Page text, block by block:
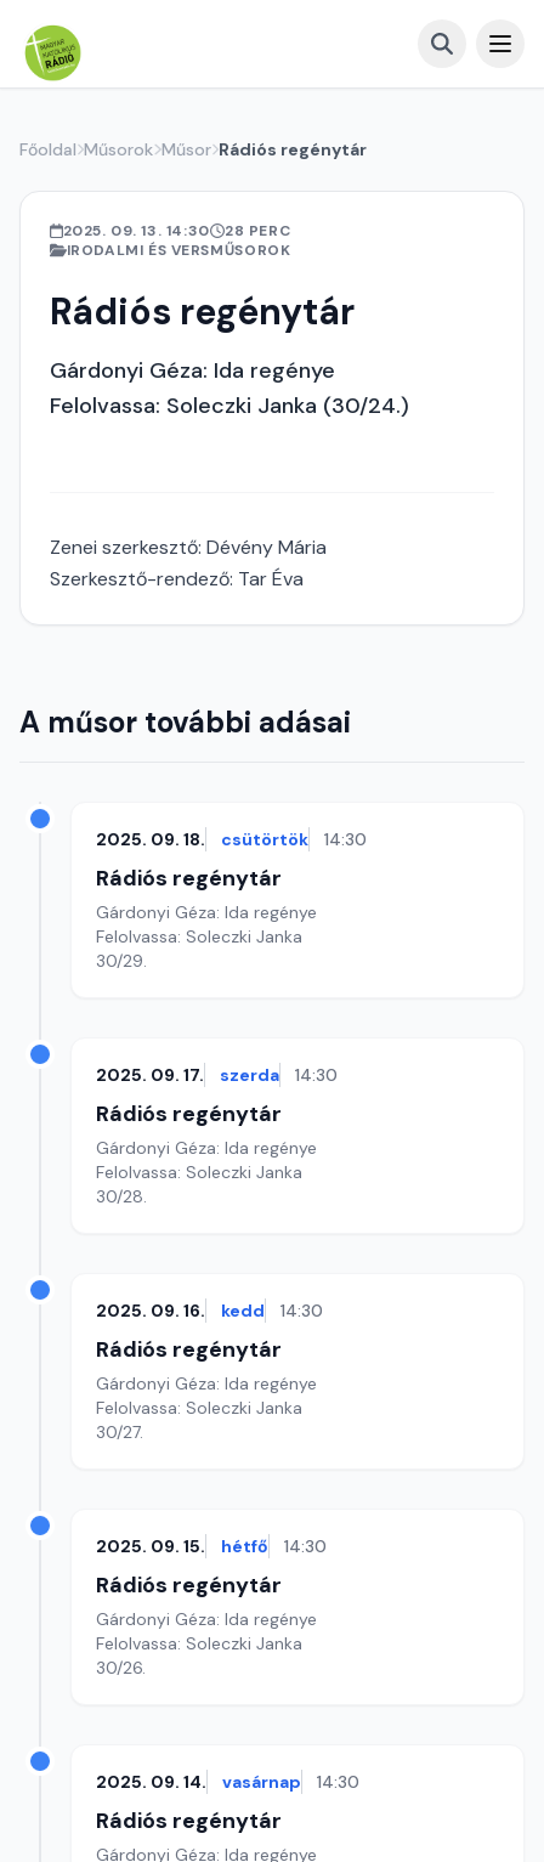
Főoldal Műsorok Műsor Rádiós regénytár
2025. 09. 13. 14:30
28 PERC
IRODALMI ÉS VERSMŰSOROK
Rádiós regénytár
Gárdonyi Géza: Ida regénye
Felolvassa: Soleczki Janka (30/24.)
Zenei szerkesztő: Dévény Mária
Szerkesztő-rendező: Tar Éva
A műsor további adásai
2025. 09. 18. csütörtök 14:30
Rádiós regénytár
Gárdonyi Géza: Ida regénye
Felolvassa: Soleczki Janka
30/29.
2025. 09. 17. szerda 14:30
Rádiós regénytár
Gárdonyi Géza: Ida regénye
Felolvassa: Soleczki Janka
30/28.
2025. 09. 16. kedd 14:30
Rádiós regénytár
Gárdonyi Géza: Ida regénye
Felolvassa: Soleczki Janka
30/27.
2025. 09. 15. hétfő 14:30
Rádiós regénytár
Gárdonyi Géza: Ida regénye
Felolvassa: Soleczki Janka
30/26.
2025. 09. 14. vasárnap 14:30
Rádiós regénytár
Gárdonyi Géza: Ida regénye